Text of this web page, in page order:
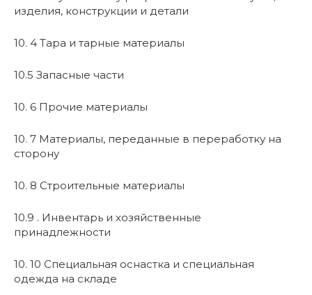
изделия, конструкции и детали
10. 4 Тара и тарные материалы
10.5 Запасные части
10. 6 Прочие материалы
10. 7 Материалы, переданные в переработку на
сторону
10. 8 Строительные материалы
10.9 . Инвентарь и хозяйственные
принадлежности
10. 10 Специальная оснастка и специальная
одежда на складе